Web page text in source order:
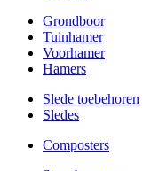
Grondboor
Tuinhamer
Voorhamer
Hamers
Slede toebehoren
Sledes
Composters